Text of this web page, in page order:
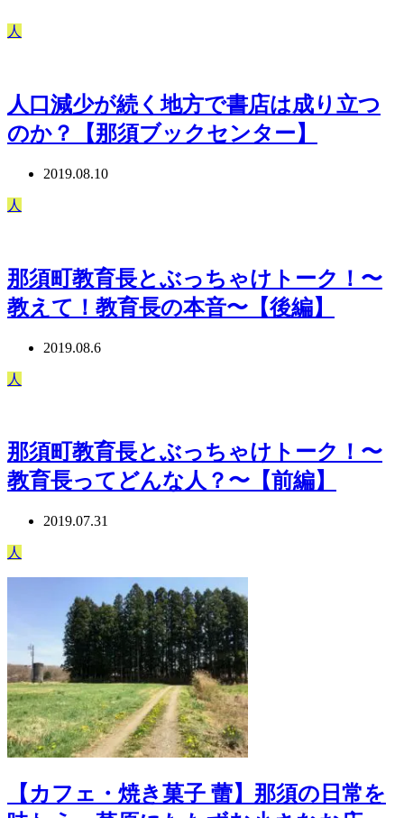
人
人口減少が続く地方で書店は成り立つ
のか？【那須ブックセンター】
2019.08.10
人
那須町教育長とぶっちゃけトーク！〜
教えて！教育長の本音〜【後編】
2019.08.6
人
那須町教育長とぶっちゃけトーク！〜
教育長ってどんな人？〜【前編】
2019.07.31
人
【カフェ・焼き菓子 蕾】那須の日常を